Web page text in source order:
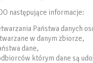
następujące informacje:
Państwa danych
w danym zbiorze,
dane,
którym dane są